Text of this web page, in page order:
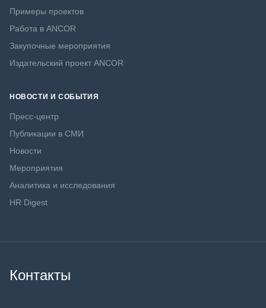
Примеры проектов
Работа в ANCOR
Закупочные мероприятия
Издательский проект ANCOR
НОВОСТИ И СОБЫТИЯ
Пресс-центр
Публикации в СМИ
Новости
Мероприятия
Аналитика и исследования
HR Digest
Контакты